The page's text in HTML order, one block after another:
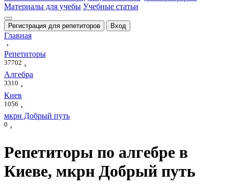
Материалы для учебы Учебные статьи
Регистрация для репетиторов Вход
Главная
›
Репетиторы
37702 ›
Алгебра
3310 ›
Киев
1056 ›
мкрн Добрый путь
0 ›
Репетиторы по алгебре в
Киеве, мкрн Добрый путь